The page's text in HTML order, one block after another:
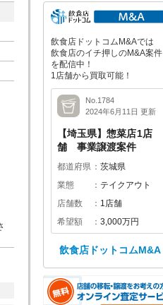
飲食店ドットコムM&Aでは
飲食店のイチ押しのM&A案件
を配信中！
1店舗から買取可能！
No.1784
2024年6月11日 更新
【埼玉県】惣菜店1店
舗 事業譲渡案件
都道府県
茨城県
業態
テイクアウト
店舗数
1店舗
希望額
3,000万円
飲食店ドットコムM&A